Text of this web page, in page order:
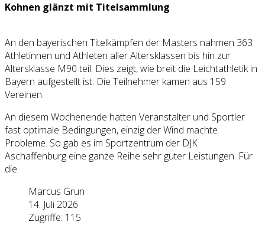
Kohnen glänzt mit Titelsammlung
An den bayerischen Titelkämpfen der Masters nahmen 363
Athletinnen und Athleten aller Altersklassen bis hin zur
Altersklasse M90 teil. Dies zeigt, wie breit die Leichtathletik in
Bayern aufgestellt ist: Die Teilnehmer kamen aus 159
Vereinen.
An diesem Wochenende hatten Veranstalter und Sportler
fast optimale Bedingungen, einzig der Wind machte
Probleme. So gab es im Sportzentrum der DJK
Aschaffenburg eine ganze Reihe sehr guter Leistungen. Für
die
Marcus Grun
14. Juli 2026
Zugriffe: 115